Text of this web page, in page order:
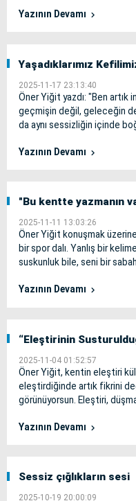
Yazının Devamı
Yaşadıklarımız
2025-11-17 23:13:40
Öner Yiğit yazdı: "Ben artık
geçmişin değil, geleceğin
da aynı sessizliğin içinde
Yazının Devamı
"Bu kentte yazmanın
2025-11-11 13:03:26
Öner Yiğit konuşmak
bir spor dalı. Yanlış bir
suskunluk bile, seni bir
Yazının Devamı
“Eleştirinin
2025-11-04 01:52:57
Öner Yiğit, kentin eleştiri
eleştirdiğinde artık fikrini
görünüyorsun. Eleştiri,
Yazının Devamı
Sessiz çığlıkların sesi
2025-10-19 20:00:09